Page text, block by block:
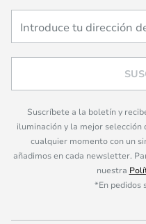
Suscríbete a la boletín y
iluminación y la mejor selección
cualquier momento con un
añadimos en cada newsletter.
nuestra
*En pedidos